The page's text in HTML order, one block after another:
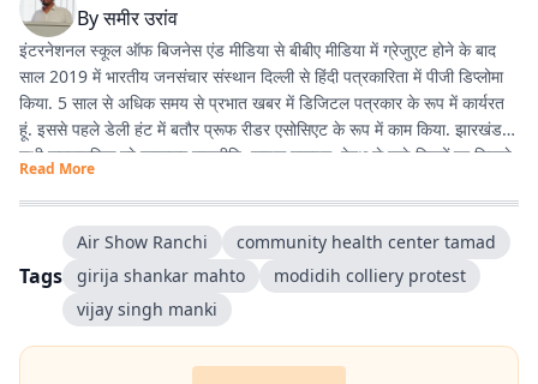
Byसमीर उरांव
इंटरनेशनल स्कूल ऑफ बिजनेस एंड मीडिया से बीबीए मीडिया में ग्रेजुएट होने के बाद
साल 2019 में भारतीय जनसंचार संस्थान दिल्ली से हिंदी पत्रकारिता में पीजी डिप्लोमा
किया. 5 साल से अधिक समय से प्रभात खबर में डिजिटल पत्रकार के रूप में कार्यरत
हूं. इससे पहले डेली हंट में बतौर प्रूफ रीडर एसोसिएट के रूप में काम किया. झारखंड के
सभी समसामयिक मुद्दे खासकर राजनीति, लाइफ स्टाइल, हेल्थ से जुड़े विषयों पर लिखने
और पढ़ने में गहरी रुचि है. तीन साल से अधिक समय से झारखंड डेस्क पर काम कर रहा
हूं. फिर लंबे समय तक लाइफ स्टाइल के क्षेत्र में भी काम किया हूं. इसके अलावा स्पोर्ट्स
में भी गहरी रुचि है.
Read More
Tags
Air Show Ranchi
community health center tamad
girija shankar mahto
modidih colliery protest
vijay singh manki